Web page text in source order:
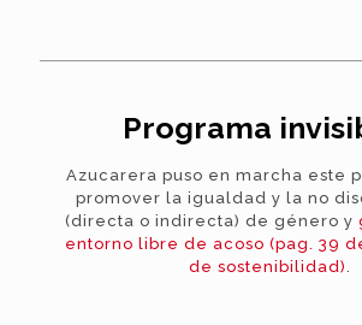
Programa
Azucarera puso en marcha este
promover la igualdad y la no
(directa o indirecta) de género y
entorno libre de acoso (pag. 39
de sostenibilidad).